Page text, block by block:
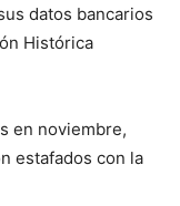
datos bancarios
Histórica
en noviembre,
estafados con la